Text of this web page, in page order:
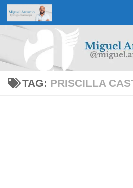
Skip to content
TAG: PRISCILLA